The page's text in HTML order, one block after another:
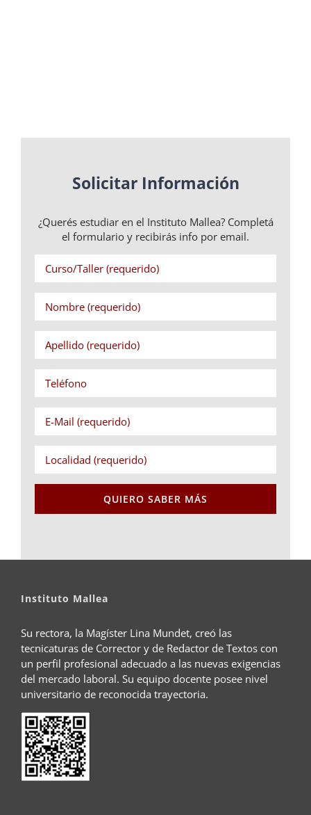
Solicitar Información
¿Querés estudiar en el Instituto Mallea? Completá
el formulario y recibirás info por email.
Instituto Mallea
Su rectora, la Magíster Lina Mundet, creó las
tecnicaturas de Corrector y de Redactor de Textos con
un perfil profesional adecuado a las nuevas exigencias
del mercado laboral. Su equipo docente posee nivel
universitario de reconocida trayectoria.